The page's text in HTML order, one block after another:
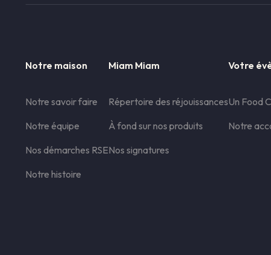
Notre maison
Notre savoir faire
Notre équipe
Nos démarches RSE
Notre histoire
Miam Miam
Répertoire des réjouissances
À fond sur nos produits
Nos signatures
Votre
Un Food
Notre